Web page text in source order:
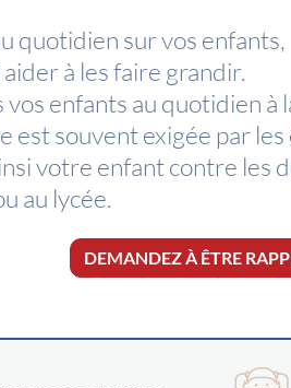
quotidien sur vos enfants,
aider à les faire grandir.
enfants au quotidien à
est souvent exigée par
votre enfant contre les
au lycée.
DEMANDEZ À ÊTRE